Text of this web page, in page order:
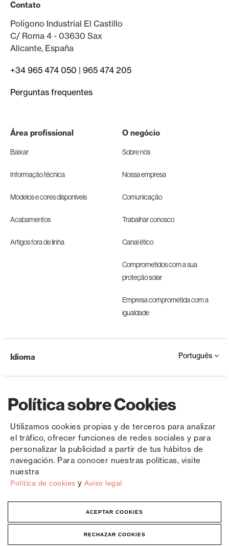
Política sobre Cookies
Utilizamos cookies propias y de terceros para analizar
el tráfico, ofrecer funciones de redes sociales y para
personalizar la publicidad a partir de tus hábitos de
navegación. Para conocer nuestras políticas, visite
nuestra
Política de cookies y Aviso legal
ACEPTAR COOKIES
RECHAZAR COOKIES
Contato
Polígono Industrial El Castillo
C/ Roma 4 - 03630 Sax
Alicante, España
+34 965 474 050 | 965 474 205
Perguntas frequentes
Área profissional
Baixar
Informação técnica
Modelos e cores disponíveis
Acabamentos
Artigos fora de linha
O negócio
Sobre nós
Nossa empresa
Comunicação
Trabalhar conosco
Canal ético
Comprometidos com a sua
proteção solar
Empresa comprometida com a
igualdade
Copyright © Saxun 2023 - 2026 Política de privacidade Aviso Legal Cookies
Idioma Português